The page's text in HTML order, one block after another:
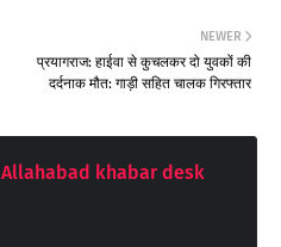
NEWER
प्रयागराज: हाईवा से कुचलकर दो युवकों की
दर्दनाक मौत: गाड़ी सहित चालक गिरफ्तार
Allahabad khabar desk